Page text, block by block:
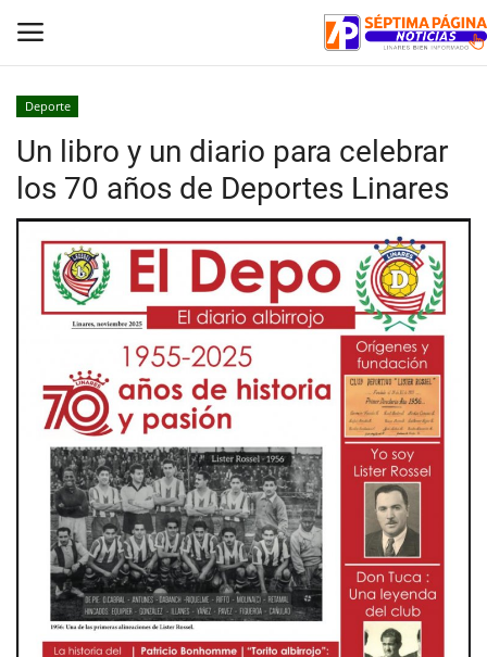
Inicio
Crónica
Policial
Tribunales
Deporte
Política
Espectáculos
Deporte
Un libro y un diario para celebrar
los 70 años de Deportes Linares